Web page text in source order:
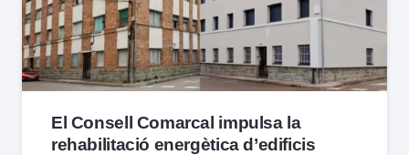
El Consell Comarcal impulsa la
rehabilitació energètica d’edificis